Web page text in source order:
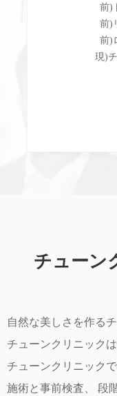
チューン
自然な美しさを作る
チューンクリニックは
チューンクリニック
施術と事前検査、 段
前)
前)
前)
現)